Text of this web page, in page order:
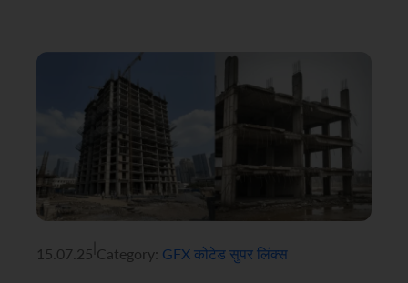
15.07.25 Category: GFX कोटेड सुपर लिंक्स